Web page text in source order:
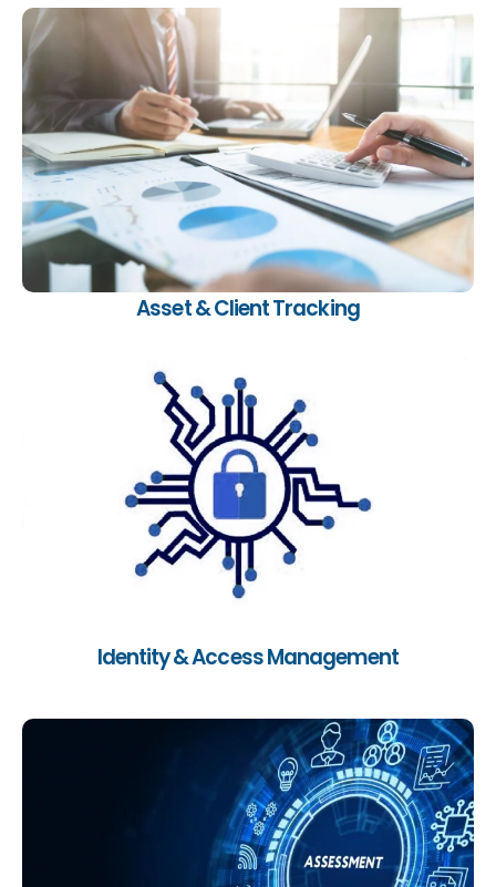
Tracking von Kundenbeziehungen und Asset
Transformations im Rahmen von M&A und
Compliance Initiativen.
Asset & Client Tracking
Verwalten Sie Identitäten und Zugriffsrechte
DSGVO konform und effizient.
Weitere Information…
Identity & Access Management
Ein innovatives Audit-System im Bereich Credit
Risk Control.